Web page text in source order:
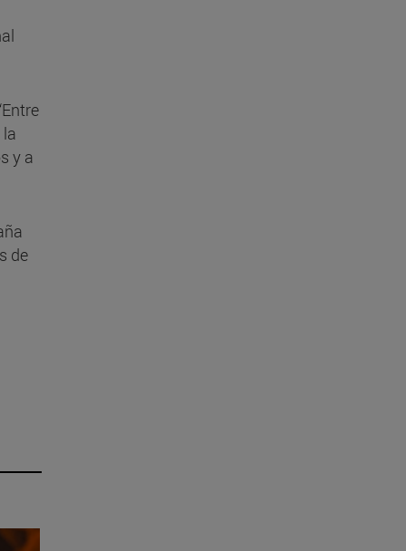
y a
de